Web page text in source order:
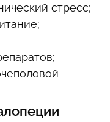
стресс;